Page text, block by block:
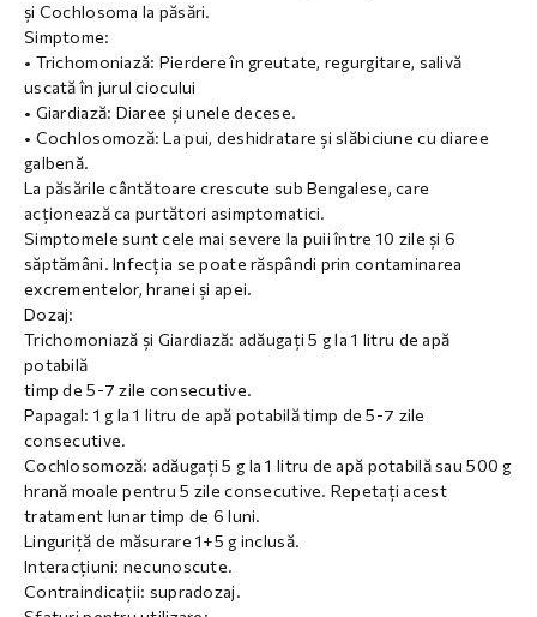
și Cochlosoma la păsări.
Simptome:
• Trichomoniază: Pierdere în greutate, regurgitare, salivă
uscată în jurul ciocului
• Giardiază: Diaree și unele decese.
• Cochlosomoză: La pui, deshidratare și slăbiciune cu diaree
galbenă.
La păsările cântătoare crescute sub Bengalese, care
acționează ca purtători asimptomatici.
Simptomele sunt cele mai severe la puii între 10 zile și 6
săptămâni. Infecția se poate răspândi prin contaminarea
excrementelor, hranei și apei.
Dozaj:
Trichomoniază și Giardiază: adăugați 5 g la 1 litru de apă
potabilă
timp de 5-7 zile consecutive.
Papagal: 1 g la 1 litru de apă potabilă timp de 5-7 zile
consecutive.
Cochlosomoză: adăugați 5 g la 1 litru de apă potabilă sau 500 g
hrană moale pentru 5 zile consecutive. Repetați acest
tratament lunar timp de 6 luni.
Linguriță de măsurare 1+5 g inclusă.
Interacțiuni: necunoscute.
Contraindicații: supradozaj.